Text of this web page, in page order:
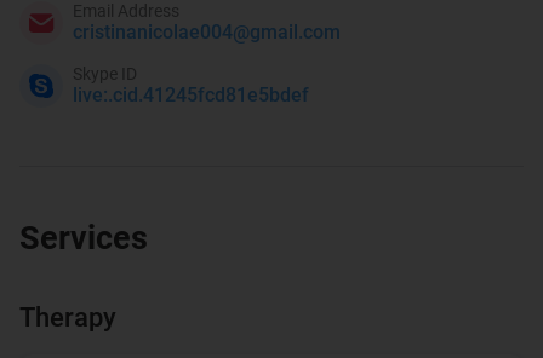
cristinanicolae004@gmail.com
Email Address
live:.cid.41245fcd81e5bdef
Skype ID
Services
Therapy